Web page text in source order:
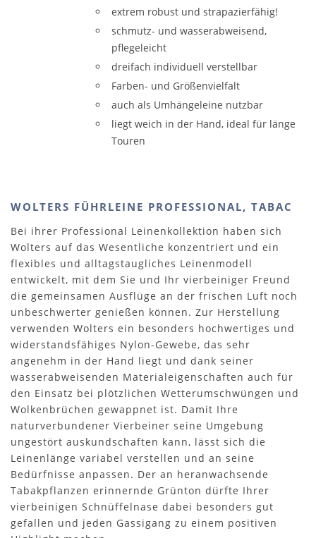
extrem robust und strapazierfähig!
schmutz- und wasserabweisend,
pflegeleicht
dreifach individuell verstellbar
Farben- und Größenvielfalt
auch als Umhängeleine nutzbar
liegt weich in der Hand, ideal für länge
Touren
WOLTERS FÜHRLEINE PROFESSIONAL, TABAC
Bei ihrer Professional Leinenkollektion haben sich
Wolters auf das Wesentliche konzentriert und ein
flexibles und alltagstaugliches Leinenmodell
entwickelt, mit dem Sie und Ihr vierbeiniger Freund
die gemeinsamen Ausflüge an der frischen Luft noch
unbeschwerter genießen können. Zur Herstellung
verwenden Wolters ein besonders hochwertiges und
widerstandsfähiges Nylon-Gewebe, das sehr
angenehm in der Hand liegt und dank seiner
wasserabweisenden Materialeigenschaften auch für
den Einsatz bei plötzlichen Wetterumschwüngen und
Wolkenbrüchen gewappnet ist. Damit Ihre
naturverbundener Vierbeiner seine Umgebung
ungestört auskundschaften kann, lässt sich die
Leinenlänge variabel verstellen und an seine
Bedürfnisse anpassen. Der an heranwachsende
Tabakpflanzen erinnernde Grünton dürfte Ihrer
vierbeinigen Schnüffelnase dabei besonders gut
gefallen und jeden Gassigang zu einem positiven